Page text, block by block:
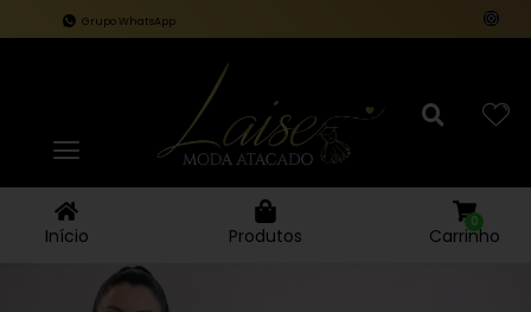
Grupo WhatsApp
Início Produtos Carrinho
0